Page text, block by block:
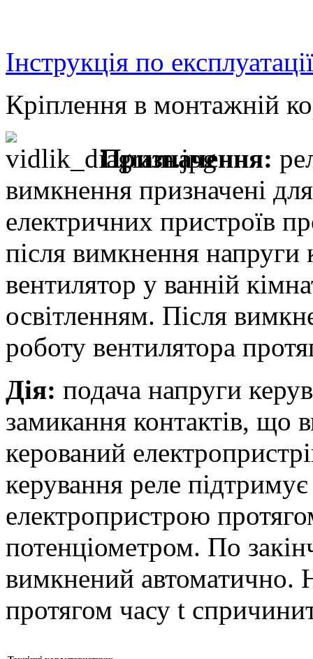
Інструкція по експлуатації
Кріплення в монтажній
Призначення:
вимкнення призначені
електричних пристроїв
після вимкнення
вентилятор у ванній
освітленням. Після
роботу вентилятора
Дія: подача напруги
замикання контактів, що
керований
керування реле
електропристрою
потенціометром. По
вимкнений автоматично.
протягом часу t